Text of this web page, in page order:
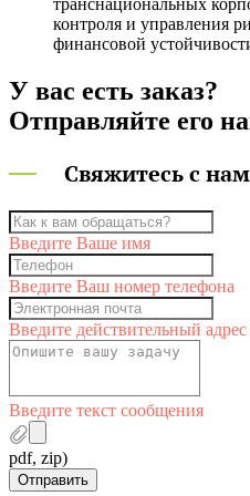
транснациональных
контроля и управления
финансовой
У вас есть заказ?
Отправляйте его
Свяжитесь с
Введите Ваше имя
Введите Ваш номер телефона
Введите действительный
Введите текст сообщения
pdf, zip)
Отправить